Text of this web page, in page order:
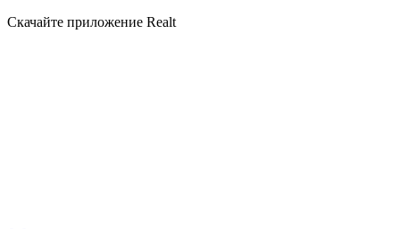
Скачайте приложение Realt